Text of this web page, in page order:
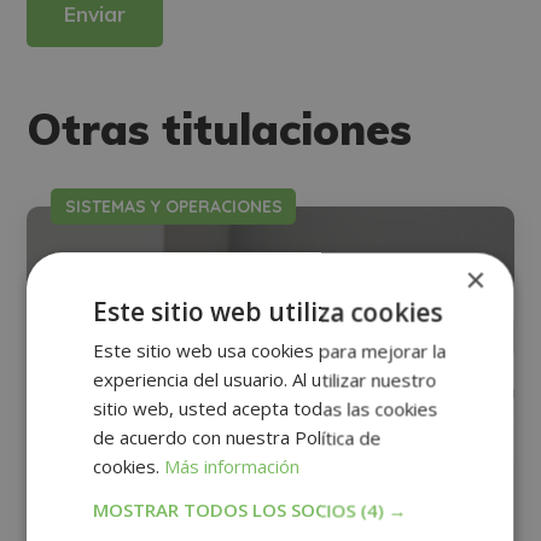
Para más información consulte nuestra Política de Privacidad.
Otras titulaciones
SISTEMAS Y OPERACIONES
×
Este sitio web utiliza cookies
Este sitio web usa cookies para mejorar la
experiencia del usuario. Al utilizar nuestro
sitio web, usted acepta todas las cookies
de acuerdo con nuestra Política de
cookies. Más información
MOSTRAR TODOS LOS SOCIOS (4) →